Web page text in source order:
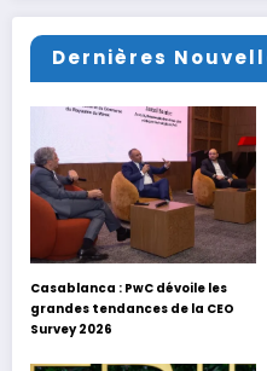
Dernières
Casablanca : PwC dévoile les
grandes tendances de la CEO
Survey 2026